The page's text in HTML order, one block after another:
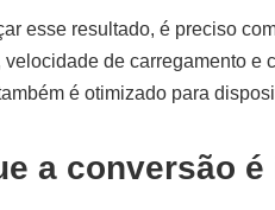
esse resultado, é preciso
velocidade de carregamento e
é otimizado para
a conversão